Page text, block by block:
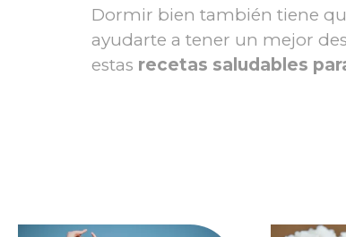
Dormir bien también tiene
ayudarte a tener un mejor
estas recetas saludables